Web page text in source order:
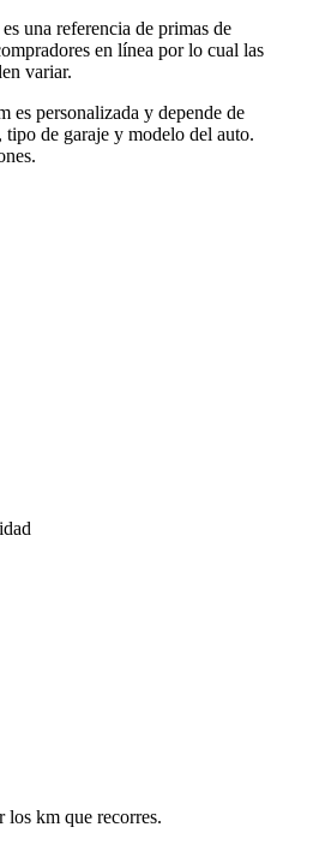
una referencia de primas de
en línea por lo cual las
variar.
es personalizada y depende de
tipo de garaje y modelo del auto.
los km que recorres.